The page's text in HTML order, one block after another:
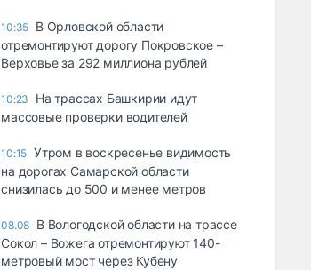
10:35 В Орловской области
отремонтируют дорогу Покровское –
Верховье за 292 миллиона рублей
10:23
На трассах Башкирии идут
массовые проверки водителей
10:15 Утром в воскресенье видимость
на дорогах Самарской области
снизилась до 500 и менее метров
08.08 В Вологодской области на трассе
Сокол – Вожега отремонтируют 140-
метровый мост через Кубену